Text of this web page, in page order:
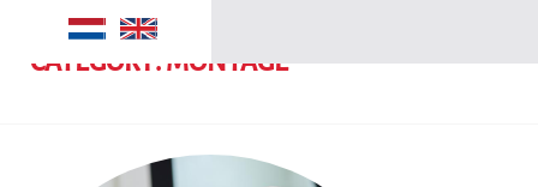
CATEGORY: MONTAGE